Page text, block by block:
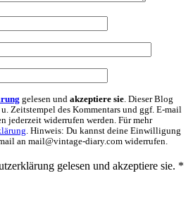
gelesen und akzeptiere sie . Dieser Blog
Zeitstempel des Kommentars und ggf. E-mail
jederzeit widerrufen werden. Für mehr
. Hinweis: Du kannst deine Einwilligung
an mail@vintage-diary.com widerrufen.
gelesen und akzeptiere sie. *